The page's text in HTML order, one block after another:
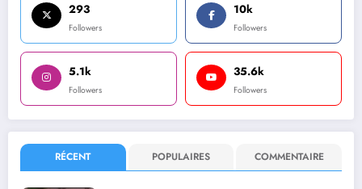
293
Followers
10k
Followers
5.1k
Followers
35.6k
Followers
RÉCENT POPULAIRES COMMENTAIRE